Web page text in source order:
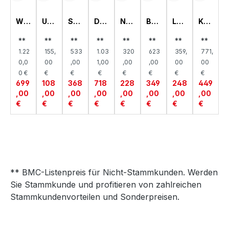
WI
ELK
MO
DE,
KIR
A
**
1.22
0,0
0 €
699
,00
€
UM
USE
N,
KIR
A
**
155,
00
€
108
,00
€
ST
DR
AL,
KIR
A
**
533
,00
€
368
,00
€
DR
TÜ
NS
CH
RA
NK,
KIR
A
**
1.03
1,00
€
718
,00
€
NA
TTI
H,
KIR
A
**
320
,00
€
228
,00
€
BA
BET
KIR
A
**
623
,00
€
349
,00
€
LO
OA
KIR
A
**
359,
00
€
248
,00
€
KOJ
BET
KIR
A
**
771,
00
€
449
,00
€
** BMC-Listenpreis für Nicht-Stammkunden. Werden
Sie Stammkunde und profitieren von zahlreichen
Stammkundenvorteilen und Sonderpreisen.